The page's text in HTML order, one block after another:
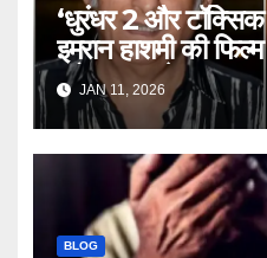
‘धुरंधर 2 और
इमरान हाशमी की
प्रोड्यूसर मुकेश
Bhatt on
Awarapan 2
date tmovg
JAN 11, 2026
BLOG